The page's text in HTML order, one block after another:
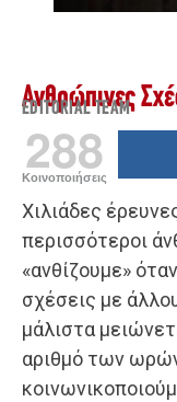
Ανθρώπινες
EDITORIAL TEAM
288
Κοινοποιήσεις
Χιλιάδες
περισσότεροι
«ανθίζουμε»
σχέσεις με
μάλιστα
αριθμό των